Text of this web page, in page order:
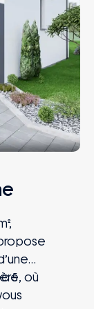
votre
propose
5 où